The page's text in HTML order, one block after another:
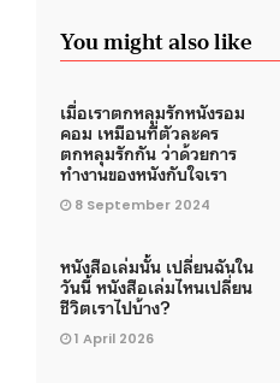
You might also like
เมื่อเราตกหลุมรักหนังรอม
คอม เหมือนที่ตัวละคร
ตกหลุมรักกัน ว่าด้วยการ
ทำงานของหนังกับใจเรา
8 September 2024
หนังสือเล่มนั้น เปลี่ยนฉันใน
วันนี้ หนังสือเล่มไหนเปลี่ยน
ชีวิตเราไปบ้าง?
1 April 2026